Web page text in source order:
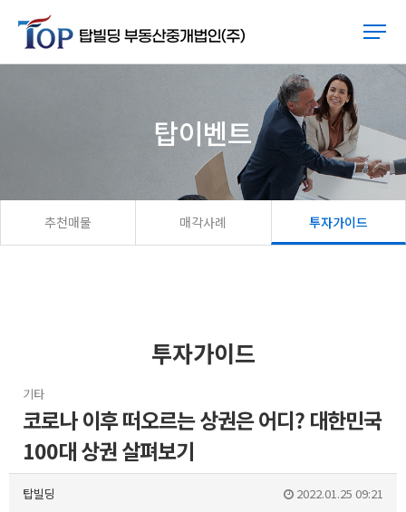
탑이벤트
추천매물 매각사례 투자가이드
투자가이드
기타
코로나 이후 떠오르는 상권은 어디? 대한민국
100대 상권 살펴보기
탑빌딩 2022.01.25 09:21